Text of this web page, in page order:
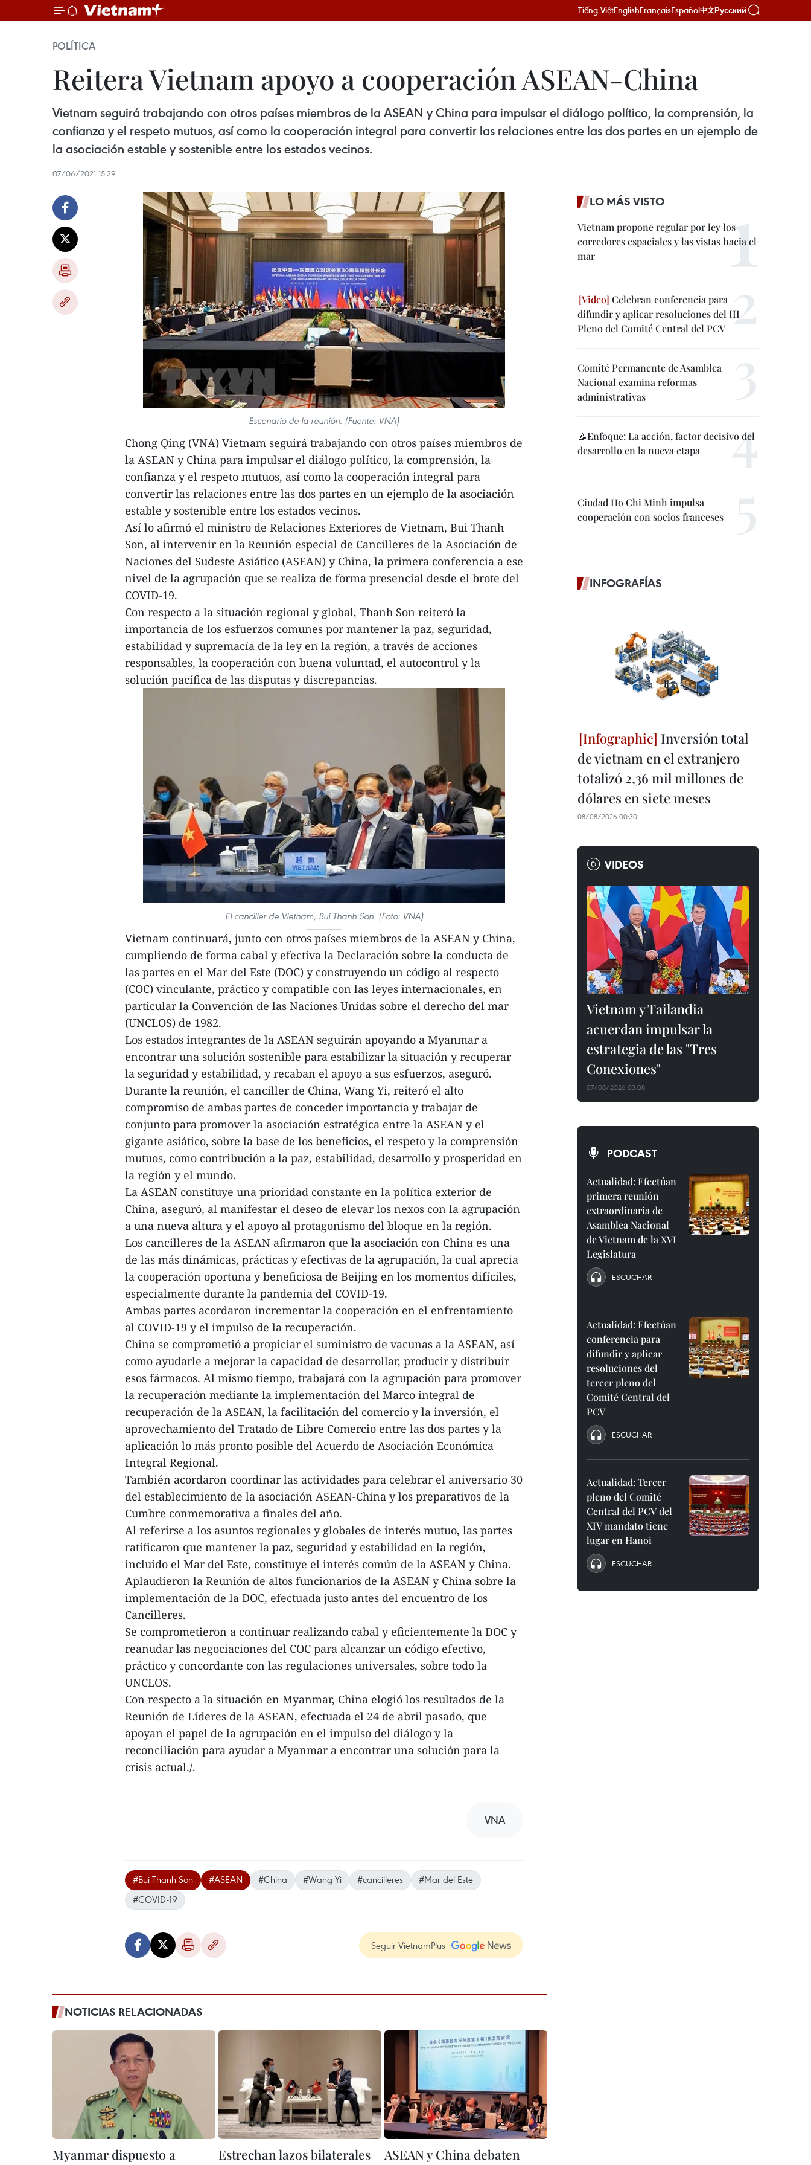
Tiếng ViệtEnglishFrançaisEspañol中文Русский
POLÍTICA
Reitera Vietnam apoyo a cooperación ASEAN-China
Vietnam seguirá trabajando con otros países miembros de la ASEAN y China para impulsar el diálogo político, la comprensión, la
confianza y el respeto mutuos, así como la cooperación integral para convertir las relaciones entre las dos partes en un ejemplo de
la asociación estable y sostenible entre los estados vecinos.
07/06/2021 15:29
Escenario de la reunión. (Fuente: VNA)
Chong Qing (VNA) Vietnam seguirá trabajando con otros países miembros de
la ASEAN y China para impulsar el diálogo político, la comprensión, la
confianza y el respeto mutuos, así como la cooperación integral para
convertir las relaciones entre las dos partes en un ejemplo de la asociación
estable y sostenible entre los estados vecinos.
Así lo afirmó el ministro de Relaciones Exteriores de Vietnam, Bui Thanh
Son, al intervenir en la Reunión especial de Cancilleres de la Asociación de
Naciones del Sudeste Asiático (ASEAN) y China, la primera conferencia a ese
nivel de la agrupación que se realiza de forma presencial desde el brote del
COVID-19.
Con respecto a la situación regional y global, Thanh Son reiteró la
importancia de los esfuerzos comunes por mantener la paz, seguridad,
estabilidad y supremacía de la ley en la región, a través de acciones
responsables, la cooperación con buena voluntad, el autocontrol y la
solución pacífica de las disputas y discrepancias.
El canciller de Vietnam, Bui Thanh Son. (Foto: VNA)
Vietnam continuará, junto con otros países miembros de la ASEAN y China,
cumpliendo de forma cabal y efectiva la Declaración sobre la conducta de
las partes en el Mar del Este (DOC) y construyendo un código al respecto
(COC) vinculante, práctico y compatible con las leyes internacionales, en
particular la Convención de las Naciones Unidas sobre el derecho del mar
(UNCLOS) de 1982.
Los estados integrantes de la ASEAN seguirán apoyando a Myanmar a
encontrar una solución sostenible para estabilizar la situación y recuperar
la seguridad y estabilidad, y recaban el apoyo a sus esfuerzos, aseguró.
Durante la reunión, el canciller de China, Wang Yi, reiteró el alto
compromiso de ambas partes de conceder importancia y trabajar de
conjunto para promover la asociación estratégica entre la ASEAN y el
gigante asiático, sobre la base de los beneficios, el respeto y la comprensión
mutuos, como contribución a la paz, estabilidad, desarrollo y prosperidad en
la región y el mundo.
La ASEAN constituye una prioridad constante en la política exterior de
China, aseguró, al manifestar el deseo de elevar los nexos con la agrupación
a una nueva altura y el apoyo al protagonismo del bloque en la región.
Los cancilleres de la ASEAN afirmaron que la asociación con China es una
de las más dinámicas, prácticas y efectivas de la agrupación, la cual aprecia
la cooperación oportuna y beneficiosa de Beijing en los momentos difíciles,
especialmente durante la pandemia del COVID-19.
Ambas partes acordaron incrementar la cooperación en el enfrentamiento
al COVID-19 y el impulso de la recuperación.
China se comprometió a propiciar el suministro de vacunas a la ASEAN, así
como ayudarle a mejorar la capacidad de desarrollar, producir y distribuir
esos fármacos. Al mismo tiempo, trabajará con la agrupación para promover
la recuperación mediante la implementación del Marco integral de
recuperación de la ASEAN, la facilitación del comercio y la inversión, el
aprovechamiento del Tratado de Libre Comercio entre las dos partes y la
aplicación lo más pronto posible del Acuerdo de Asociación Económica
Integral Regional.
También acordaron coordinar las actividades para celebrar el aniversario 30
del establecimiento de la asociación ASEAN-China y los preparativos de la
Cumbre conmemorativa a finales del año.
Al referirse a los asuntos regionales y globales de interés mutuo, las partes
ratificaron que mantener la paz, seguridad y estabilidad en la región,
incluido el Mar del Este, constituye el interés común de la ASEAN y China.
Aplaudieron la Reunión de altos funcionarios de la ASEAN y China sobre la
implementación de la DOC, efectuada justo antes del encuentro de los
Cancilleres.
Se comprometieron a continuar realizando cabal y eficientemente la DOC y
reanudar las negociaciones del COC para alcanzar un código efectivo,
práctico y concordante con las regulaciones universales, sobre todo la
UNCLOS.
Con respecto a la situación en Myanmar, China elogió los resultados de la
Reunión de Líderes de la ASEAN, efectuada el 24 de abril pasado, que
apoyan el papel de la agrupación en el impulso del diálogo y la
reconciliación para ayudar a Myanmar a encontrar una solución para la
crisis actual./.
VNA
#Bui Thanh Son #ASEAN #China #Wang Yi #cancilleres
#Mar del Este
#COVID-19
Seguir VietnamPlus
NOTICIAS RELACIONADAS
Myanmar dispuesto a
Estrechan lazos bilaterales
ASEAN y China debaten
LO MÁS VISTO
Vietnam propone regular por ley los
corredores espaciales y las vistas hacia el
mar
Celebran conferencia para
difundir y aplicar resoluciones del III
Pleno del Comité Central del PCV
Comité Permanente de Asamblea
Nacional examina reformas
administrativas
📝Enfoque: La acción, factor decisivo del
desarrollo en la nueva etapa
Ciudad Ho Chi Minh impulsa
cooperación con socios franceses
INFOGRAFÍAS
Inversión total
de vietnam en el extranjero
totalizó 2,36 mil millones de
dólares en siete meses
08/08/2026 00:30
VIDEOS
Vietnam y Tailandia
acuerdan impulsar la
estrategia de las "Tres
Conexiones"
07/08/2026 03:08
PODCAST
Actualidad: Efectúan
primera reunión
extraordinaria de
Asamblea Nacional
de Vietnam de la XVI
Legislatura
ESCUCHAR
Actualidad: Efectúan
conferencia para
difundir y aplicar
resoluciones del
tercer pleno del
Comité Central del
PCV
ESCUCHAR
Actualidad: Tercer
pleno del Comité
Central del PCV del
XIV mandato tiene
lugar en Hanoi
ESCUCHAR